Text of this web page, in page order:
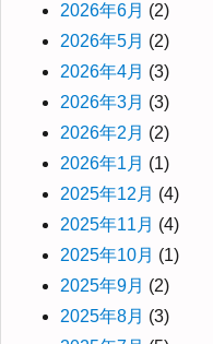
2026年6月 (2)
2026年5月 (2)
2026年4月 (3)
2026年3月 (3)
2026年2月 (2)
2026年1月 (1)
2025年12月 (4)
2025年11月 (4)
2025年10月 (1)
2025年9月 (2)
2025年8月 (3)